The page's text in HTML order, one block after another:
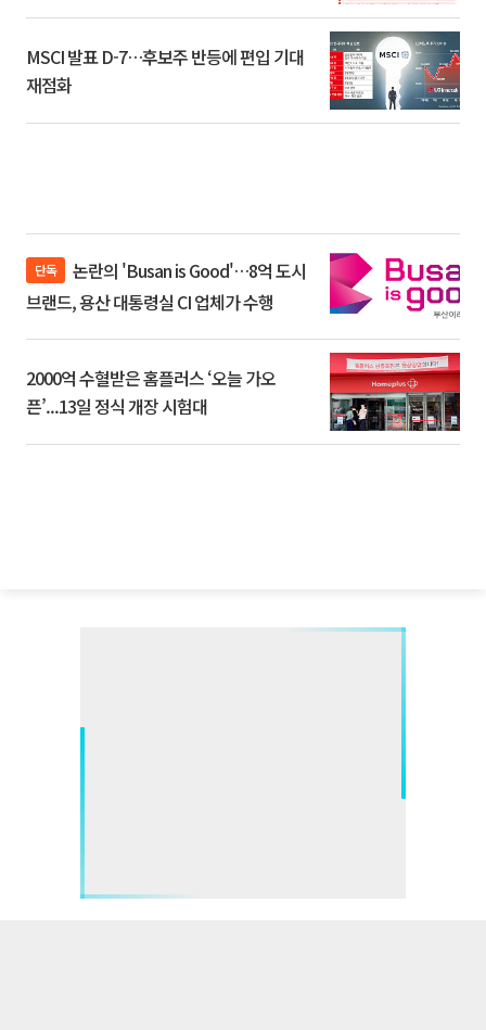
MSCI 발표 D-7…후보주 반등에 편입 기대
재점화
단독
브랜드, 용산 대통령실 CI 업체가 수행
2000억 수혈받은 홈플러스 ‘오늘 가오
픈’...13일 정식 개장 시험대